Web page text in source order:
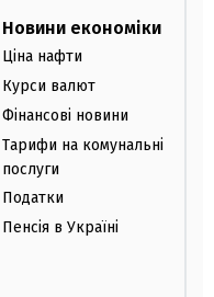
Новини економіки
Ціна нафти
Курси валют
Фінансові новини
Тарифи на комунальні
послуги
Податки
Пенсія в Україні